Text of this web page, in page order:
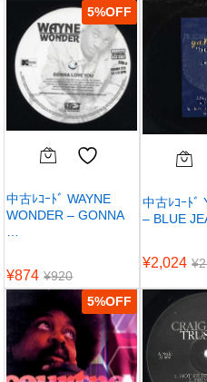
5%
中古ﾚｺｰﾄﾞ WAYNE
WONDER – GONNA
¥874 ¥920
中古ﾚｺｰﾄﾞ
– BLUE
¥2,024 ¥
5%